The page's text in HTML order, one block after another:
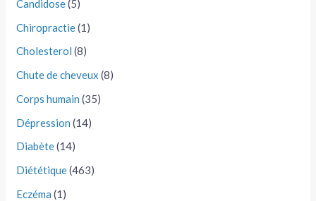
Candidose(5)
Chiropractie(1)
Cholesterol (8)
Chute de cheveux (8)
Corps humain (35)
Dépression (14)
Diabète(14)
Diététique(463)
Eczéma (1)